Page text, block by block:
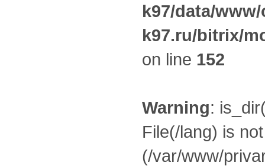
k97/data/
k97.ru/bitrix/
on line 152
Warning:
File(/lang) is
(/var/www/